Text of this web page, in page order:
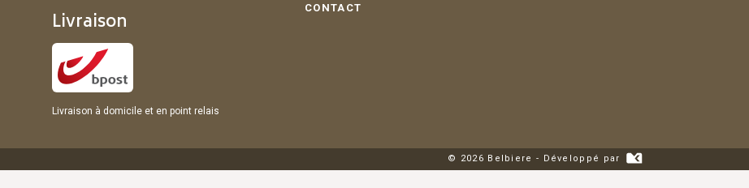
Livraison
Livraison à domicile et en point relais
CONTACT
© 2026 Belbiere - Développé par